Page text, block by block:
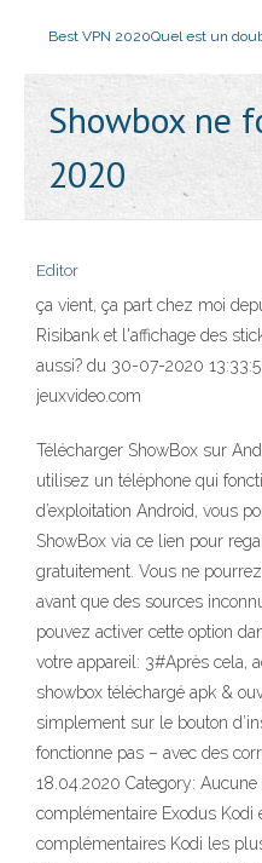
Best VPN 2020Quel est un
Showbox ne
2020
Editor
ça vient, ça part chez moi
Risibank et l'affichage des
aussi? du 30-07-2020
jeuxvideo.com
Télécharger ShowBox sur
utilisez un téléphone qui
d’exploitation Android, vous
ShowBox via ce lien pour
gratuitement. Vous ne
avant que des sources
pouvez activer cette option
votre appareil: 3#Après cela,
showbox téléchargé apk &
simplement sur le bouton
fonctionne pas – avec des
18.04.2020 Category:
complémentaire Exodus Kodi
complémentaires Kodi les